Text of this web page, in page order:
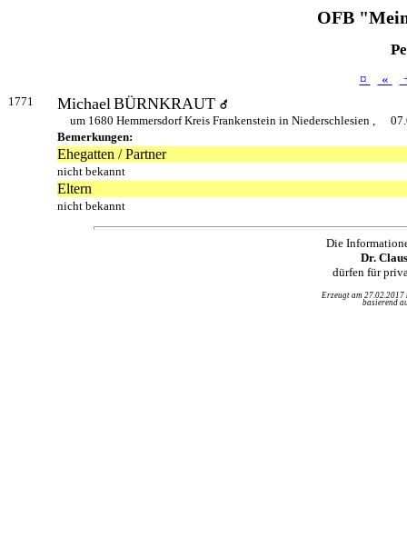
OFB
¤ «
1771 MichaelBÜRNKRAUT
um 1680 Hemmersdorf Kreis Frankenstein in Niederschlesien ,
Bemerkungen:
Ehegatten / Partner
nicht bekannt
Eltern
nicht bekannt
Die
Dr.
dürfen für
Erzeugt am
basierend